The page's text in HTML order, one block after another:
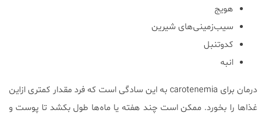
هویج
سیب‌زمینی‌های شیرین
کدوتنبل
انبه
درمان برای carotenemia به این سادگی است که فرد مقدار کمتری ازاین
غذاها را بخورد. ممکن است چند هفته یا ماه‌ها طول بکشد تا پوست و